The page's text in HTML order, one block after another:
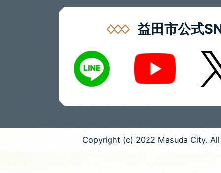
益田市公式
LINE
Youtube X
Copyright (c) 2022 Masuda City.